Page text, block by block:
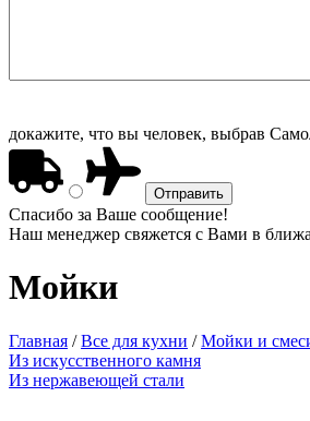
докажите, что вы человек, выбрав
Спасибо за Ваше сообщение!
Наш менеджер свяжется с Вами в
Мойки
Главная /Все для кухни /Мойки и
Из искусственного камня
Из нержавеющей стали